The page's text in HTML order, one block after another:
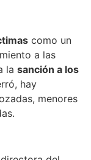
como un
a las
la sanción a los
hay
menores